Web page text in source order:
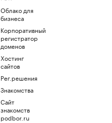
Облако для
бизнеса
Корпоративный
регистратор
доменов
Хостинг
сайтов
Рег.решения
Знакомства
Сайт
знакомств
podbor.ru